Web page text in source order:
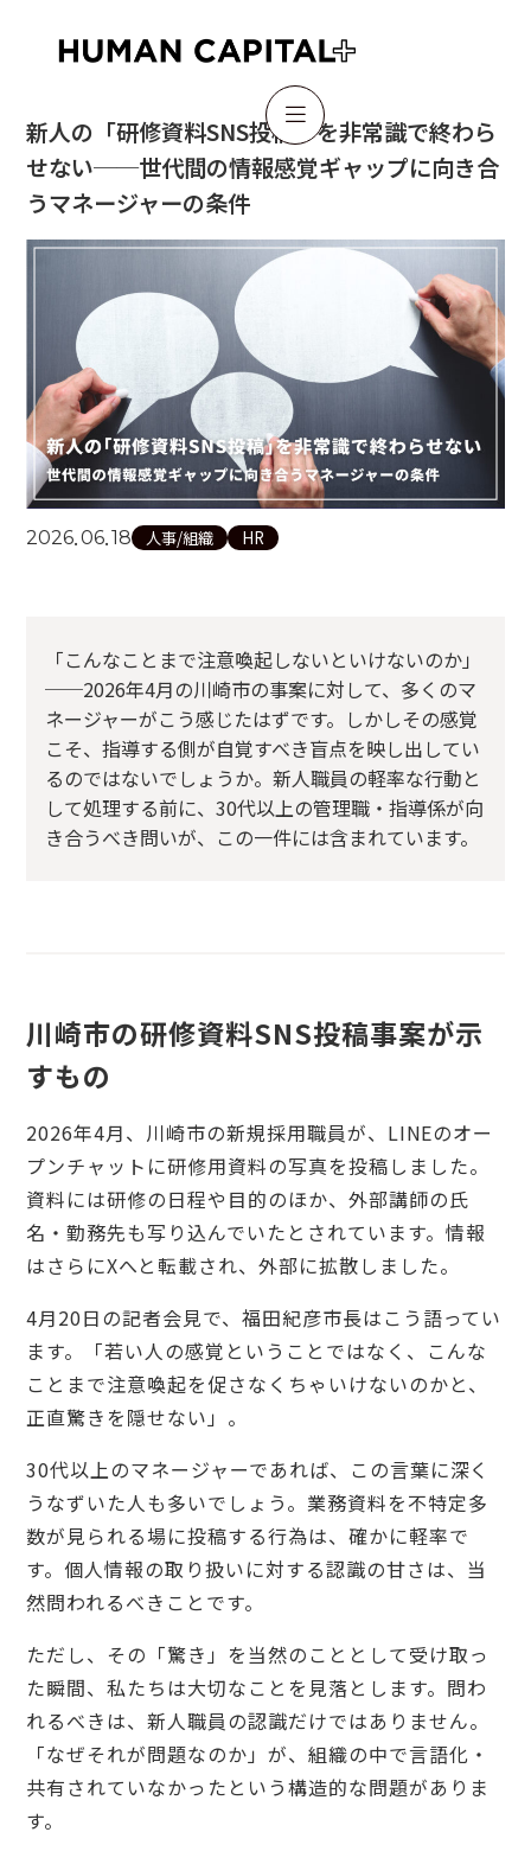

新人の「研修資料SNS投稿」を非常識で終わら
せない──世代間の情報感覚ギャップに向き合
うマネージャーの条件
2026.06.18 人事/組織 HR
「こんなことまで注意喚起しないといけないのか」
──2026年4月の川崎市の事案に対して、多くのマ
ネージャーがこう感じたはずです。しかしその感覚
こそ、指導する側が自覚すべき盲点を映し出してい
るのではないでしょうか。新人職員の軽率な行動と
して処理する前に、30代以上の管理職・指導係が向
き合うべき問いが、この一件には含まれています。
川崎市の研修資料SNS投稿事案が示
すもの
2026年4月、川崎市の新規採用職員が、LINEのオー
プンチャットに研修用資料の写真を投稿しました。
資料には研修の日程や目的のほか、外部講師の氏
名・勤務先も写り込んでいたとされています。情報
はさらにXへと転載され、外部に拡散しました。
4月20日の記者会見で、福田紀彦市長はこう語ってい
ます。「若い人の感覚ということではなく、こんな
ことまで注意喚起を促さなくちゃいけないのかと、
正直驚きを隠せない」。
30代以上のマネージャーであれば、この言葉に深く
うなずいた人も多いでしょう。業務資料を不特定多
数が見られる場に投稿する行為は、確かに軽率で
す。個人情報の取り扱いに対する認識の甘さは、当
然問われるべきことです。
ただし、その「驚き」を当然のこととして受け取っ
た瞬間、私たちは大切なことを見落とします。問わ
れるべきは、新人職員の認識だけではありません。
「なぜそれが問題なのか」が、組織の中で言語化・
共有されていなかったという構造的な問題がありま
す。